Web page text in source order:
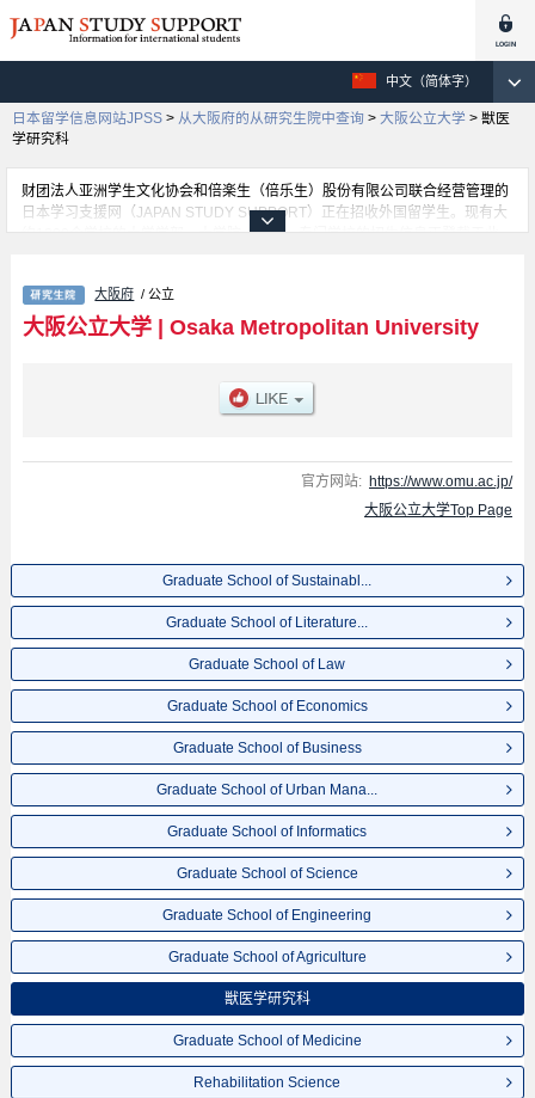
中文（简体字）
日本留学信息网站JPSS > 从大阪府的从研究生院中查询 > 大阪公立大学 > 獣医
学研究科
财团法人亚洲学生文化协会和倍楽生（倍乐生）股份有限公司联合经营管理的
日本学习支援网（JAPAN STUDY SUPPORT）正在招收外国留学生。现有大
约1300个学校的大学学部、大学院、短大、专门学校的招生信息正登载于此
Sustainable System Sciences、Graduate School of Literature and Human
Sciences、Graduate School of Law、Graduate School of Economics、
Graduate School of Business、Graduate School of Urban Management、
School of Engineering、Graduate School of Agriculture、獣医学研究科、
Graduate School of Medicine、Rehabilitation Science、Nursing、Graduate
介绍、联系方式等外国留学生必要的信息都登载于此，请务必查阅和利用此
大阪府 / 公立
大阪公立大学| Osaka Metropolitan University
官方网站: https://www.omu.ac.jp/
大阪公立大学Top Page
Graduate School of Sustainabl...
Graduate School of Literature...
Graduate School of Law
Graduate School of Economics
Graduate School of Business
Graduate School of Urban Mana...
Graduate School of Informatics
Graduate School of Science
Graduate School of Engineering
Graduate School of Agriculture
獣医学研究科
Graduate School of Medicine
Rehabilitation Science